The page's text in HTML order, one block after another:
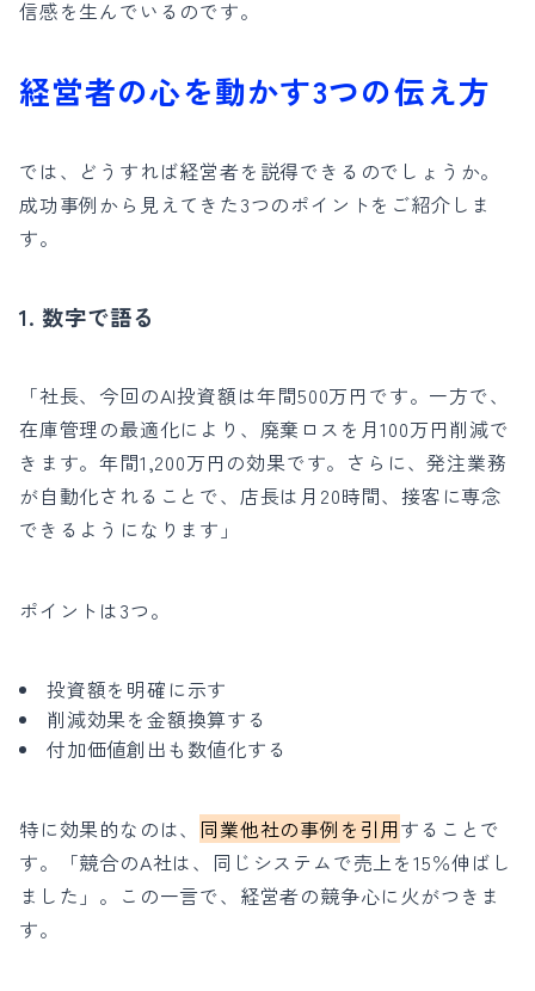
信感を生んでいるのです。
経営者の心を動かす3つの伝え方
では、どうすれば経営者を説得できるのでしょうか。
成功事例から見えてきた3つのポイントをご紹介しま
す。
1. 数字で語る
「社長、今回のAI投資額は年間500万円です。一方で、
在庫管理の最適化により、廃棄ロスを月100万円削減で
きます。年間1,200万円の効果です。さらに、発注業務
が自動化されることで、店長は月20時間、接客に専念
できるようになります」
ポイントは3つ。
投資額を明確に示す
削減効果を金額換算する
付加価値創出も数値化する
特に効果的なのは、 同業他社の事例を引用することで
す。「競合のA社は、同じシステムで売上を15％伸ばし
ました」。この一言で、経営者の競争心に火がつきま
す。